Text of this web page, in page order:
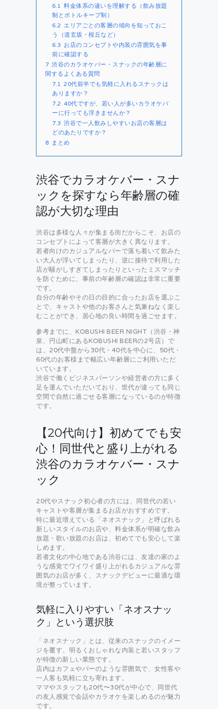
6.1 料金体系の違いを理解する（飲み放題
制とボトルキープ制）
6.2 エリアごとの客層の傾向を知っておこ
う（道玄坂・桜丘など）
6.3 お店のコンセプトや内装の雰囲気を事
前に確認する
7 渋谷のカラオケバー・スナックの年齢層に
関するよくある質問
7.1 20代前半でも気軽に入れるスナックは
ありますか？
7.2 40代ですが、若い人が多いカラオケバ
ーに行っても浮きませんか？
7.3 渋谷で一人飲みしやすいお店の客層は
どのあたりですか？
8 まとめ
渋谷でカラオケバー・スナ
ックを探すなら年齢層の確
認が大切な理由
渋谷は多様な人々が集まる街だからこそ、お店の
コンセプトによって客層が大きく異なります。
若者向けのカジュアルなバーで落ち着いて飲みた
い大人が浮いてしまったり、逆に接待で利用した
店が騒がしすぎてしまったりといったミスマッチ
を防ぐために、事前の年齢層の確認は非常に重要
です。
自分の年齢やその日の目的に合ったお店を選ぶこ
とで、キャストや他のお客さんと気兼ねなく楽し
むことができ、居心地の良い時間を過ごせます。
参考までに、KOBUSHI BEER NIGHT（渋谷・神
泉、円山町にあるKOBUSHI BEERの2号店）で
は、20代中盤から30代・40代を中心に、50代・
60代のお客様まで幅広い年齢層にご利用いただ
いています。
渋谷で働くビジネスパーソンや経営者の方に多く
足を運んでいただいており、世代が違っても同じ
空間で自然に過ごせる客層になっているのが特徴
です。
【20代向け】初めてでも安
心！同世代と盛り上がれる
渋谷のカラオケバー・スナ
ック
20代やスナック初心者の方には、同世代の若い
キャストや客層が集まるお店がおすすめです。
特に最近増えている「ネオスナック」と呼ばれる
新しいスタイルのお店や、料金体系が明確な飲み
放題・歌い放題のお店は、初めてでも安心して楽
しめます。
若者文化の中心地である渋谷には、友達の家のよ
うな感覚でワイワイ盛り上がれるカジュアルな雰
囲気のお店が多く、スナックデビューに最適な環
境が整っています。
気軽に入りやすい「ネオスナッ
ク」という選択肢
「ネオスナック」とは、従来のスナックのイメー
ジを覆す、明るくおしゃれな内装と若いスタッフ
が特徴の新しい業態です。
店内はカフェやバーのような雰囲気で、女性客や
一人客も気軽に立ち寄れます。
ママやスタッフも20代〜30代が中心で、同世代
の友人感覚で会話やカラオケを楽しめるのが魅力
です。